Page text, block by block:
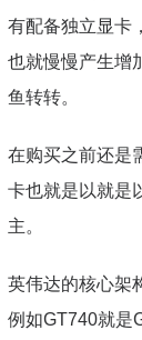
有配备独立显卡
也就慢慢产生增
鱼转转。
在购买之前还是
卡也就是以就是
主。
英伟达的核心架
例如GT740就是